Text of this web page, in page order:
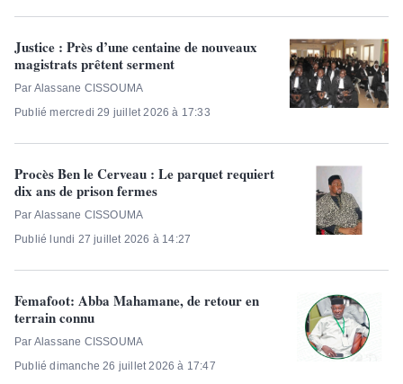
Justice : Près d’une centaine de nouveaux
magistrats prêtent serment
Par Alassane CISSOUMA
Publié mercredi 29 juillet 2026 à 17:33
Procès Ben le Cerveau : Le parquet requiert
dix ans de prison fermes
Par Alassane CISSOUMA
Publié lundi 27 juillet 2026 à 14:27
Femafoot: Abba Mahamane, de retour en
terrain connu
Par Alassane CISSOUMA
Publié dimanche 26 juillet 2026 à 17:47